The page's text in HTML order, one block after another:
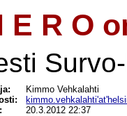
E R O
Kimmo Vehkalahti
20.3.2012 22:37